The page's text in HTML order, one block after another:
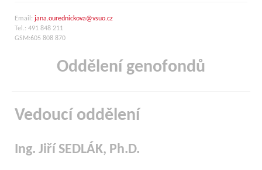
Email: jana.ourednickova@vsuo.cz
Tel.: 491 848 211
GSM:605 808 870
Oddělení genofondů
Vedoucí oddělení
Ing. Jiří SEDLÁK, Ph.D.